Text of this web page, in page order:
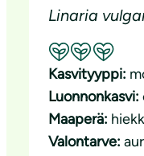
Linaria
Kasvityyppi:
Luonnonkasvi:
Maaperä:
Valontarve: